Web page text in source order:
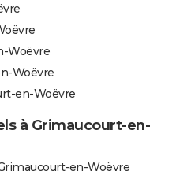
Woëvre
Woëvre
en-Woëvre
à Grimaucourt-en-
en-Woëvre